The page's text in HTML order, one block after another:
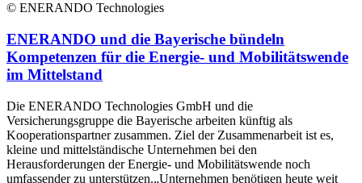
© ENERANDO Technologies
ENERANDO und die Bayerische bündeln
Kompetenzen für die Energie- und Mobilitätswende
im Mittelstand
Die ENERANDO Technologies GmbH und die
Versicherungsgruppe die Bayerische arbeiten künftig als
Kooperationspartner zusammen. Ziel der Zusammenarbeit ist es,
kleine und mittelständische Unternehmen bei den
Herausforderungen der Energie- und Mobilitätswende noch
umfassender zu unterstützen.„Unternehmen benötigen heute weit